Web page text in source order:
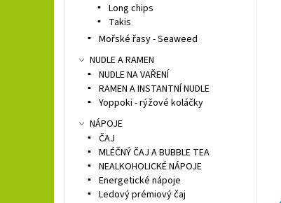
Long chips
Takis
Mořské řasy - Seaweed
NUDLE A RAMEN
NUDLE NA VAŘENÍ
RAMEN A INSTANTNÍ NUDLE
Yoppoki - rýžové koláčky
NÁPOJE
ČAJ
MLÉČNÝ ČAJ A BUBBLE TEA
NEALKOHOLICKÉ NÁPOJE
Energetické nápoje
Ledový prémiový čaj